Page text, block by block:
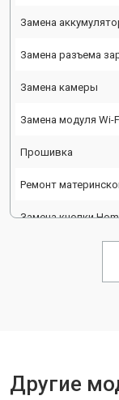
Замена
Замена разъема
Замена камеры
Замена модуля Wi-
Прошивка
Ремонт
Замена кнопки
Другие